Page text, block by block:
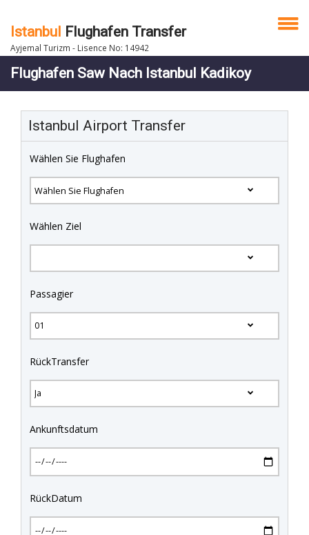
Istanbul Flughafen Transfer
Ayjemal Turizm - Lisence No: 14942
Flughafen Saw Nach Istanbul Kadikoy
Istanbul Airport Transfer
Wählen Sie Flughafen
Wählen Ziel
Passagier
RückTransfer
Ankunftsdatum
RückDatum